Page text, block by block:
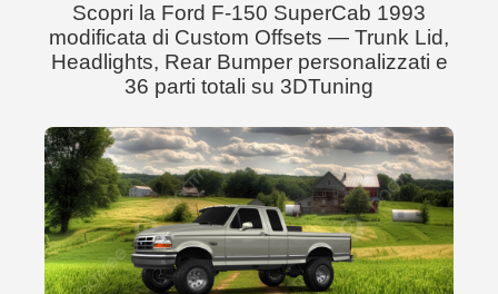
Scopri la Ford F-150 SuperCab 1993
modificata di Custom Offsets — Trunk Lid,
Headlights, Rear Bumper personalizzati e
36 parti totali su 3DTuning